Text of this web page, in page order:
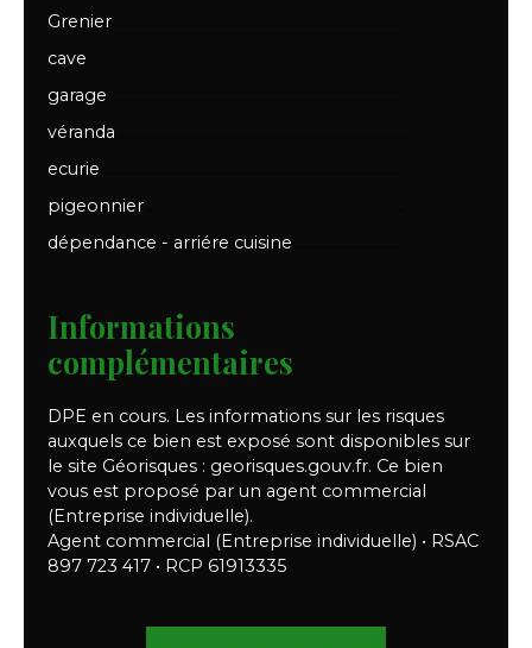
Grenier
cave
garage
véranda
ecurie
pigeonnier
dépendance - arriére cuisine
Informations
complémentaires
DPE en cours. Les informations sur les risques
auxquels ce bien est exposé sont disponibles sur
le site Géorisques : georisques.gouv.fr. Ce bien
vous est proposé par un agent commercial
(Entreprise individuelle).
Agent commercial (Entreprise individuelle) • RSAC
897 723 417 • RCP 61913335